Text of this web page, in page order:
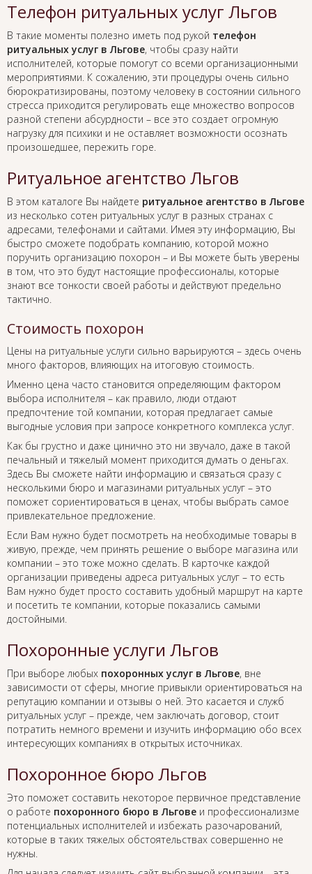
Телефон ритуальных услуг Льгов
В такие моменты полезно иметь под рукой телефон
ритуальных услуг в Льгове, чтобы сразу найти
исполнителей, которые помогут со всеми организационными
мероприятиями. К сожалению, эти процедуры очень сильно
бюрократизированы, поэтому человеку в состоянии сильного
стресса приходится регулировать еще множество вопросов
разной степени абсурдности – все это создает огромную
нагрузку для психики и не оставляет возможности осознать
произошедшее, пережить горе.
Ритуальное агентство Льгов
В этом каталоге Вы найдете ритуальное агентство в Льгове
из несколько сотен ритуальных услуг в разных странах с
адресами, телефонами и сайтами. Имея эту информацию, Вы
быстро сможете подобрать компанию, которой можно
поручить организацию похорон – и Вы можете быть уверены
в том, что это будут настоящие профессионалы, которые
знают все тонкости своей работы и действуют предельно
тактично.
Стоимость похорон
Цены на ритуальные услуги сильно варьируются – здесь очень
много факторов, влияющих на итоговую стоимость.
Именно цена часто становится определяющим фактором
выбора исполнителя – как правило, люди отдают
предпочтение той компании, которая предлагает самые
выгодные условия при запросе конкретного комплекса услуг.
Как бы грустно и даже цинично это ни звучало, даже в такой
печальный и тяжелый момент приходится думать о деньгах.
Здесь Вы сможете найти информацию и связаться сразу с
несколькими бюро и магазинами ритуальных услуг – это
поможет сориентироваться в ценах, чтобы выбрать самое
привлекательное предложение.
Если Вам нужно будет посмотреть на необходимые товары в
живую, прежде, чем принять решение о выборе магазина или
компании – это тоже можно сделать. В карточке каждой
организации приведены адреса ритуальных услуг – то есть
Вам нужно будет просто составить удобный маршрут на карте
и посетить те компании, которые показались самыми
достойными.
Похоронные услуги Льгов
При выборе любых похоронных услуг в Льгове, вне
зависимости от сферы, многие привыкли ориентироваться на
репутацию компании и отзывы о ней. Это касается и служб
ритуальных услуг – прежде, чем заключать договор, стоит
потратить немного времени и изучить информацию обо всех
интересующих компаниях в открытых источниках.
Похоронное бюро Льгов
Это поможет составить некоторое первичное представление
о работе похоронного бюро в Льгове и профессионализме
потенциальных исполнителей и избежать разочарований,
которые в таких тяжелых обстоятельствах совершенно не
нужны.